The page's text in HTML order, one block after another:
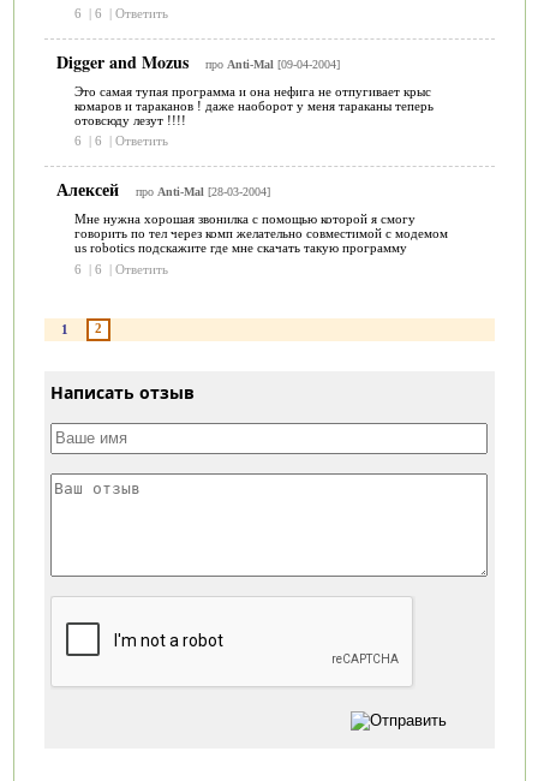
6
| 6 | Ответить
Digger and Mozus про Anti-Mal [09-04-2004]
Это самая тупая программа и она нефига не отпугивает крыс
комаров и тараканов ! даже наоборот у меня тараканы теперь
отовсюду лезут !!!!
6
| 6 | Ответить
Алексей про Anti-Mal [28-03-2004]
Мне нужна хорошая звонилка с помощью которой я смогу
говорить по тел через комп желательно совместимой с модемом
us robotics подскажите где мне скачать такую программу
6
| 6 | Ответить
1 2
Написать отзыв